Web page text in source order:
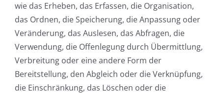
wie das Erheben, das Erfassen, die Organisation,
das Ordnen, die Speicherung, die Anpassung oder
Veränderung, das Auslesen, das Abfragen, die
Verwendung, die Offenlegung durch Übermittlung,
Verbreitung oder eine andere Form der
Bereitstellung, den Abgleich oder die Verknüpfung,
die Einschränkung, das Löschen oder die